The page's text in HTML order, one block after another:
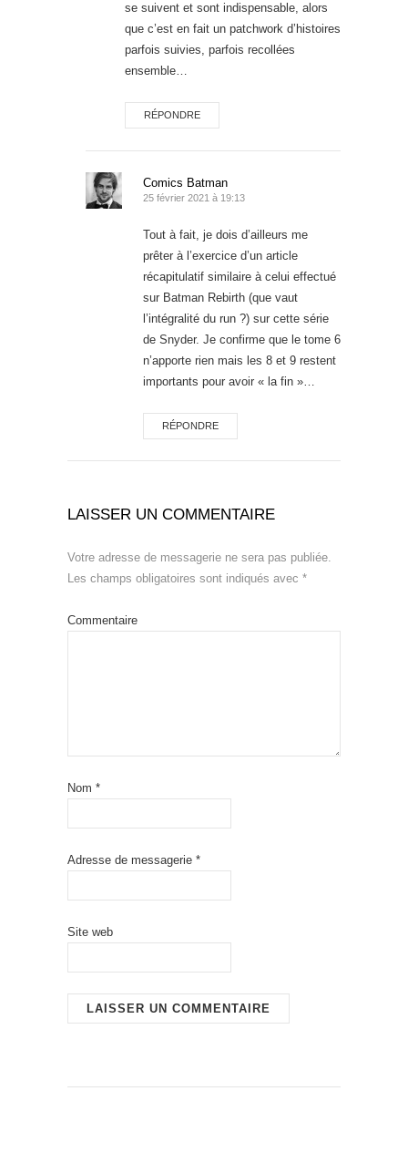
se suivent et sont indispensable, alors
que c’est en fait un patchwork d’histoires
parfois suivies, parfois recollées
ensemble…
RÉPONDRE
Comics Batman
25 février 2021 à 19:13
Tout à fait, je dois d’ailleurs me
prêter à l’exercice d’un article
récapitulatif similaire à celui effectué
sur Batman Rebirth (que vaut
l’intégralité du run ?) sur cette série
de Snyder. Je confirme que le tome 6
n’apporte rien mais les 8 et 9 restent
importants pour avoir « la fin »…
RÉPONDRE
LAISSER UN COMMENTAIRE
Votre adresse de messagerie ne sera pas publiée.
Les champs obligatoires sont indiqués avec *
Commentaire
Nom *
Adresse de messagerie *
Site web